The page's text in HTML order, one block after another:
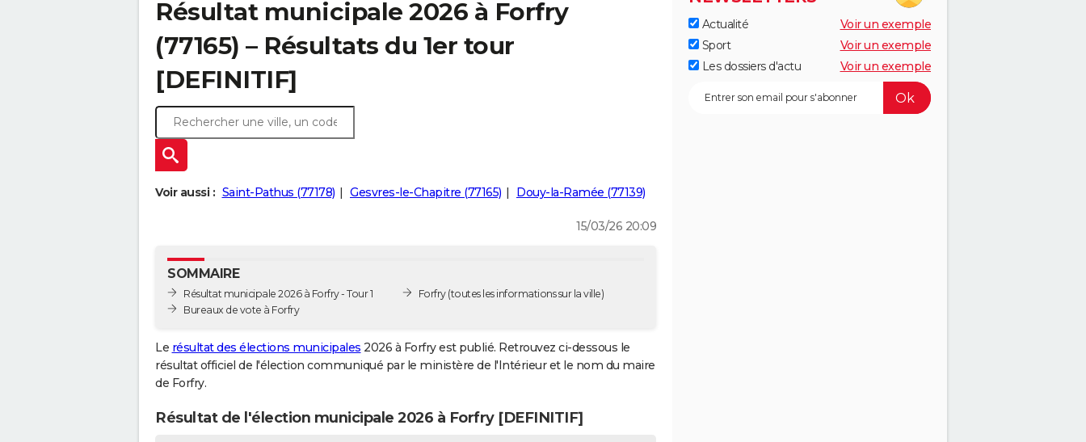
Résultat municipale 2026 à Forfry
(77165) – Résultats du 1er tour
[DEFINITIF]
Voir aussi : Saint-Pathus (77178) Gesvres-le-Chapitre (77165) Douy-la-Ramée (77139)
15/03/26 20:09
SOMMAIRE
Résultat municipale 2026 à Forfry - Tour 1
Bureaux de vote à Forfry
Forfry(toutes les informations sur la ville)
Le résultat des élections municipales 2026 à Forfry est publié. Retrouvez ci-dessous le
résultat officiel de l'élection communiqué par le ministère de l'Intérieur et le nom du maire
de Forfry.
Résultat de l'élection municipale 2026 à Forfry [DEFINITIF]
Actualité
Voir un exemple
Sport
Voir un exemple
Les dossiers d'actu
Voir un exemple